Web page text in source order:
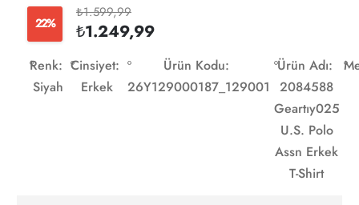
22%
₺1.599,99
₺1.249,99
Renk:
Siyah
Cinsiyet:
Erkek
Ürün Kodu:
26Y129000187_129001
Ürün Adı:
2084588
Geartıy025
U.S. Polo
Assn Erkek
T-Shirt